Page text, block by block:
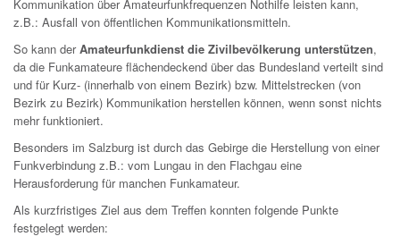
Kommunikation über Amateurfunkfrequenzen Nothilfe leisten kann,
z.B.: Ausfall von öffentlichen Kommunikationsmitteln.
So kann derAmateurfunkdienst die Zivilbevölkerung unterstützen,
da die Funkamateure flächendeckend über das Bundesland verteilt sind
und für Kurz- (innerhalb von einem Bezirk) bzw. Mittelstrecken (von
Bezirk zu Bezirk) Kommunikation herstellen können, wenn sonst nichts
mehr funktioniert.
Besonders im Salzburg ist durch das Gebirge die Herstellung von einer
Funkverbindung z.B.: vom Lungau in den Flachgau eine
Herausforderung für manchen Funkamateur.
Als kurzfristiges Ziel aus dem Treffen konnten folgende Punkte
festgelegt werden: